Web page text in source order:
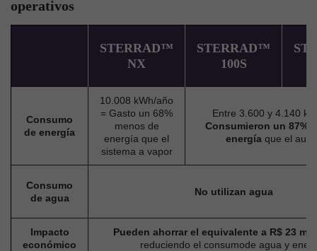
operativos
STERRAD™
NX
STERRAD™
100S
Consumo
de energía
10.008 kWh/año
= Gasto un 68%
menos de
energía que el
sistema a vapor
Entre 3.600 y 4.140
Consumieron un 87%
energía que el
Consumo
de agua
No utilizan agua
Impacto
económico
Pueden ahorrar el equivalente a R$ 23
reduciendo el consumode agua y